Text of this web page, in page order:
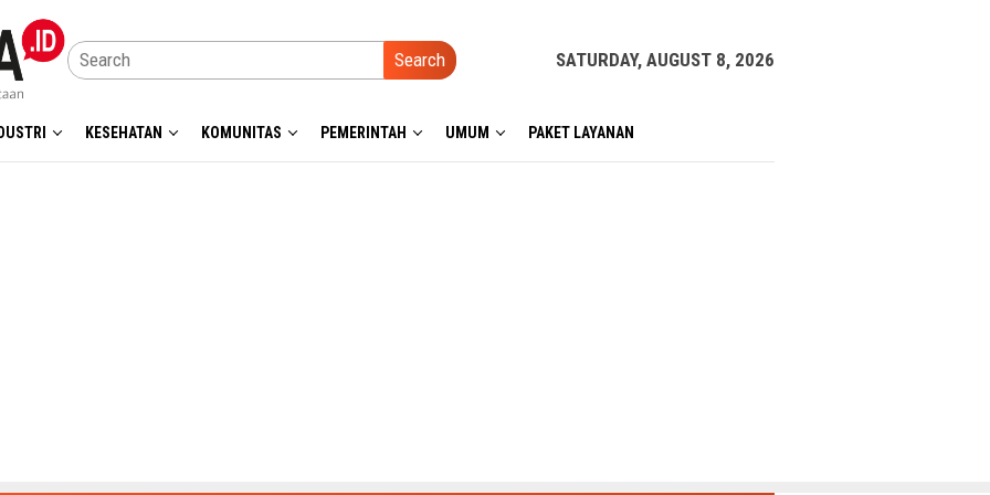
Search SATURDAY, AUGUST 8, 2026
KESEHATAN KOMUNITAS PEMERINTAH UMUM PAKET LAYANAN